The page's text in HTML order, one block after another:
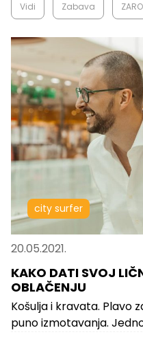
Vidi Zabava
city surfer
20.05.2021.
KAKO DATI SVOJ
OBLAČENJU
Košulja i kravata. Plavo
puno izmotavanja.